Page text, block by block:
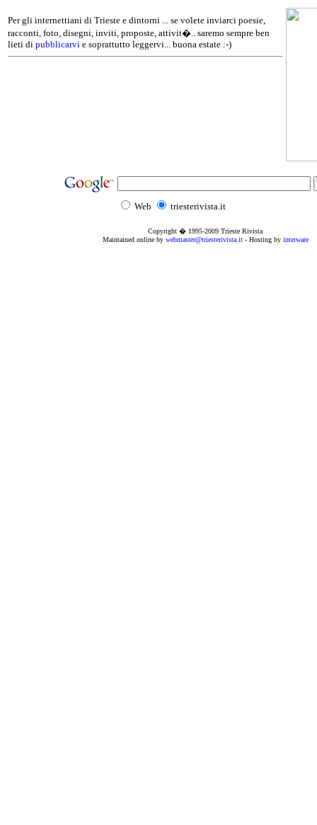
Per gli internettiani di Trieste e dintorni ... se volete inviarci poesie,
racconti, foto, disegni, inviti, proposte, attivit�.. saremo sempre ben
lieti di pubblicarvi e soprattutto leggervi... buona estate :-)
Web triesterivista.it
Copyright � 1995-2009 Trieste Rivista
Maintained online by webmaster@triesterivista.it- Hosting by interware